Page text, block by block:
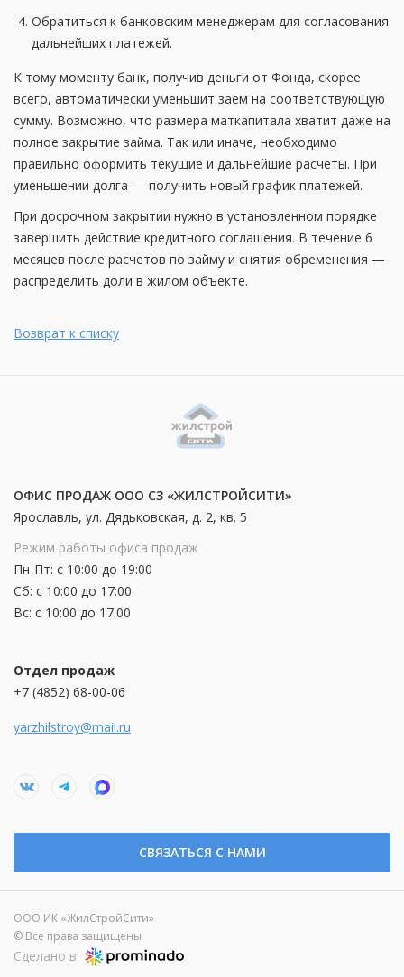
Обратиться к банковским менеджерам для согласования
дальнейших платежей.
К тому моменту банк, получив деньги от Фонда, скорее
всего, автоматически уменьшит заем на соответствующую
сумму. Возможно, что размера маткапитала хватит даже на
полное закрытие займа. Так или иначе, необходимо
правильно оформить текущие и дальнейшие расчеты. При
уменьшении долга — получить новый график платежей.
При досрочном закрытии нужно в установленном порядке
завершить действие кредитного соглашения. В течение 6
месяцев после расчетов по займу и снятия обременения —
распределить доли в жилом объекте.
Возврат к списку
ОФИС ПРОДАЖ ООО СЗ «ЖИЛСТРОЙСИТИ»
Ярославль, ул. Дядьковская, д. 2, кв. 5
Режим работы офиса продаж
Пн-Пт: с 10:00 до 19:00
Сб: с 10:00 до 17:00
Вс: с 10:00 до 17:00
Отдел продаж
+7 (4852) 68-00-06
yarzhilstroy@mail.ru
СВЯЗАТЬСЯ С НАМИ
ООО ИК «ЖилСтройСити»
© Все права защищены
Сделано в